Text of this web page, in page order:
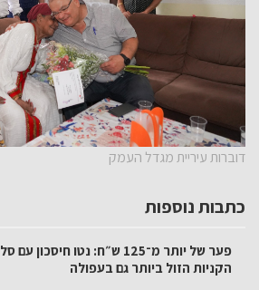
דוברות עיריית מגדל העמק
כתבות נוספות
פער של יותר מ־125 ש״ח: נטו חיסכון עם סל
הקניות הזול ביותר גם בעפולה